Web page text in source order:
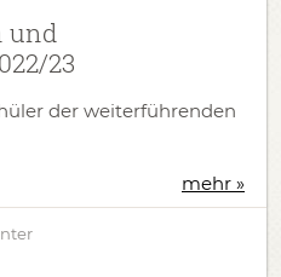
und
23
der weiterführenden
mehr »